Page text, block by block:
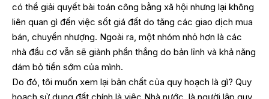
có thể giải quyết bài toán công bằng xã hội nhưng lại không
liên quan gì đến việc sốt giá đất do tăng các giao dịch mua
bán, chuyển nhượng. Ngoài ra, một nhóm nhỏ hơn là các
nhà đầu cơ vẫn sẽ giành phần thắng do bản lĩnh và khả năng
dám bỏ tiền sớm của mình.
Do đó, tôi muốn xem lại bản chất của quy hoạch là gì? Quy